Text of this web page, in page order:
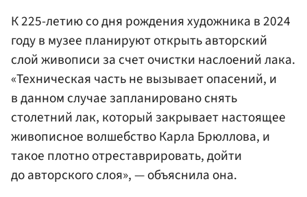
К 225-летию со дня рождения художника в 2024
году в музее планируют открыть авторский
слой живописи за счет очистки наслоений лака.
«Техническая часть не вызывает опасений, и
в данном случае запланировано снять
столетний лак, который закрывает настоящее
живописное волшебство Карла Брюллова, и
такое плотно отреставрировать, дойти
до авторского слоя», — объяснила она.